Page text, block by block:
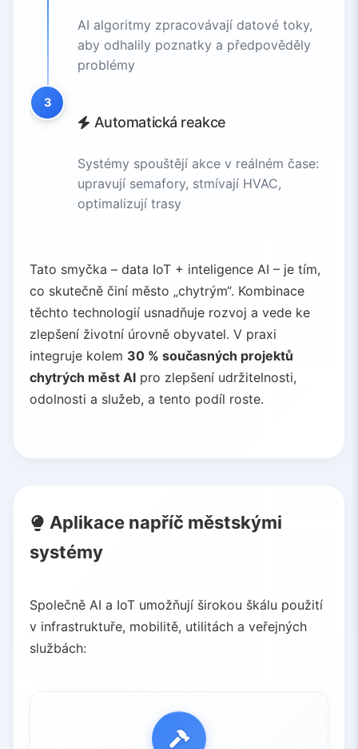
AI algoritmy zpracovávají datové toky,
aby odhalily poznatky a předpověděly
problémy
3
Automatická reakce
Systémy spouštějí akce v reálném čase:
upravují semafory, stmívají HVAC,
optimalizují trasy
Tato smyčka – data IoT + inteligence AI – je tím,
co skutečně činí město „chytrým“. Kombinace
těchto technologií usnadňuje rozvoj a vede ke
zlepšení životní úrovně obyvatel. V praxi
integruje kolem 30 % současných projektů
chytrých měst AI pro zlepšení udržitelnosti,
odolnosti a služeb, a tento podíl roste.
Aplikace napříč městskými
systémy
Společně AI a IoT umožňují širokou škálu použití
v infrastruktuře, mobilitě, utilitách a veřejných
službách: